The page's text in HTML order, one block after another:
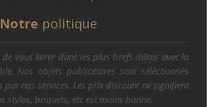
Notre politique
vous livrer dans les plus brefs délais avec la
Nos objets publicitaires sont sélèctionnés
par nos services. Les prix discount ne signifient
stylos, briquets, etc est moins bonne.